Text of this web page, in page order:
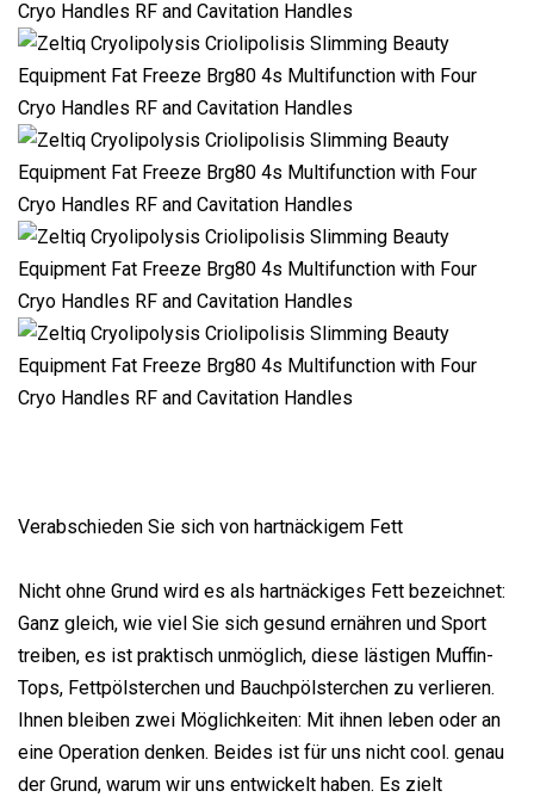
Verabschieden Sie sich von hartnäckigem Fett
Nicht ohne Grund wird es als hartnäckiges Fett bezeichnet:
Ganz gleich, wie viel Sie sich gesund ernähren und Sport
treiben, es ist praktisch unmöglich, diese lästigen Muffin-
Tops, Fettpölsterchen und Bauchpölsterchen zu verlieren.
Ihnen bleiben zwei Möglichkeiten: Mit ihnen leben oder an
eine Operation denken. Beides ist für uns nicht cool. genau
der Grund, warum wir uns entwickelt haben. Es zielt